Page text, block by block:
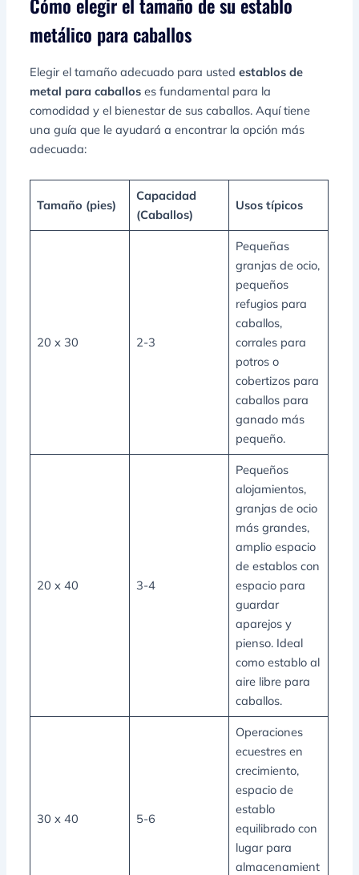
Cómo elegir el tamaño de su establo
metálico para caballos
Elegir el tamaño adecuado para ustedestablos de
metal para caballos es fundamental para la
comodidad y el bienestar de sus caballos. Aquí tiene
una guía que le ayudará a encontrar la opción más
adecuada:
Tamaño (pies)
Capacidad
(Caballos)
Usos típicos
20 x 30 2-3
Pequeñas
granjas de ocio,
pequeños
refugios para
caballos,
corrales para
potros o
cobertizos para
caballos para
ganado más
pequeño.
20 x 40 3-4
Pequeños
alojamientos,
granjas de ocio
más grandes,
amplio espacio
de establos con
espacio para
guardar
aparejos y
pienso. Ideal
como establo al
aire libre para
caballos.
30 x 40 5-6
Operaciones
ecuestres en
crecimiento,
espacio de
establo
equilibrado con
lugar para
almacenamient